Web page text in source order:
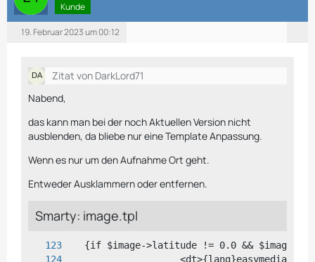
Kunde
19. Februar 2023 um 00:12
Zitat von DarkLord71
Nabend,
das kann man bei der noch Aktuellen Version nicht
ausblenden, da bliebe nur eine Template Anpassung.
Wenn es nur um den Aufnahme Ort geht.
Entweder Ausklammern oder entfernen.
Smarty: image.tpl